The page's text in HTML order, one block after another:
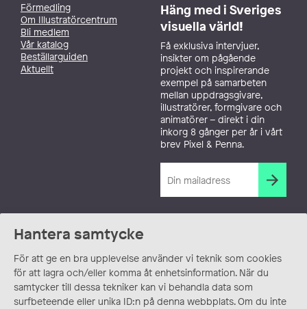
Hantera samtycke
För att ge en bra upplevelse använder vi teknik som cookies
för att lagra och/eller komma åt enhetsinformation. När du
samtycker till dessa tekniker kan vi behandla data som
surfbeteende eller unika ID:n på denna webbplats. Om du inte
Förmedling
Om Illustratörcentrum
Bli medlem
Vår katalog
Beställarguiden
Aktuellt
Häng med i Sveriges
visuella värld!
Få exklusiva intervjuer,
insikter om pågående
projekt och inspirerande
exempel på samarbeten
mellan uppdragsgivare,
illustratörer, formgivare och
animatörer – direkt i din
inkorg 8 gånger per år i vårt
brev Pixel & Penna.